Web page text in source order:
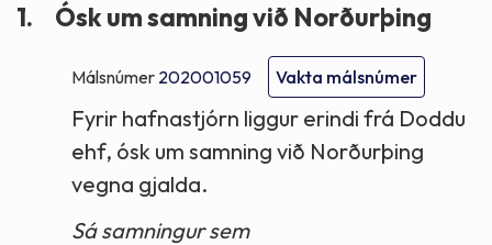
1. Ósk um samning við Norðurþing
Málsnúmer 202001059 Vakta málsnúmer
Fyrir hafnastjórn liggur erindi frá Doddu
ehf, ósk um samning við Norðurþing
vegna gjalda.
Sá samningur sem